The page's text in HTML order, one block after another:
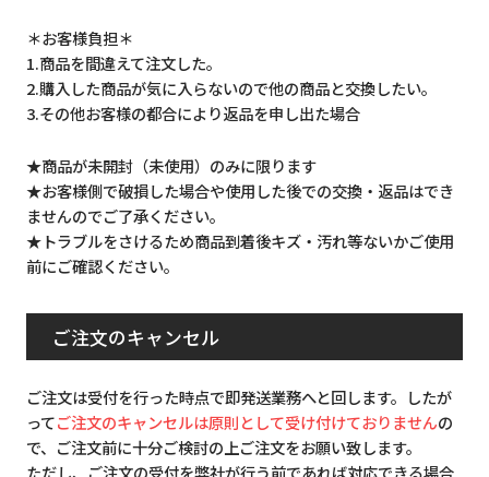
＊お客様負担＊
1.商品を間違えて注文した。
2.購入した商品が気に入らないので他の商品と交換したい。
3.その他お客様の都合により返品を申し出た場合
★商品が未開封（未使用）のみに限ります
★お客様側で破損した場合や使用した後での交換・返品はでき
ませんのでご了承ください。
★トラブルをさけるため商品到着後キズ・汚れ等ないかご使用
前にご確認ください。
ご注文のキャンセル
ご注文は受付を行った時点で即発送業務へと回します。したが
ってご注文のキャンセルは原則として受け付けておりませんの
で、ご注文前に十分ご検討の上ご注文をお願い致します。